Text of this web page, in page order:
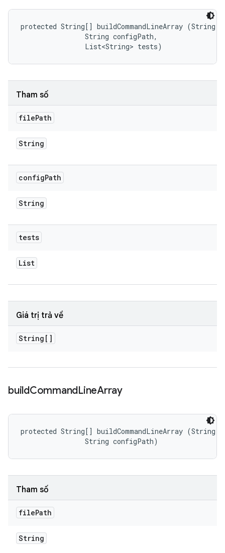
protected String[] buildCommandLineArray
                String configPath,
                List<String> tests)
Tham số
filePath
String
configPath
String
tests
List
Giá trị trả về
String[]
buildCommandLineArray
protected String[] buildCommandLineArray
                String configPath)
Tham số
filePath
String